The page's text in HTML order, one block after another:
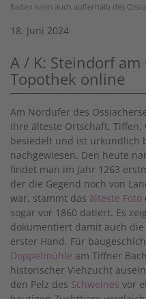
Baden kann auch außerhalb des
18. Juni 2024
A / K: Steindorf am
Topothek online
Am Nordufer des
Ihre älteste Ortschaft,
besiedelt und ist urkundlich
nachgewiesen. Den heute
findet man im Jahr 1263
der die Gegend noch von
war, stammt das älteste Foto
sogar vor 1860 datiert. Es
dokumentiert damit auch
erster Hand. Für
Doppelmühle am Tiffner
historischer Viehzucht
den Pelz des Schweines vor